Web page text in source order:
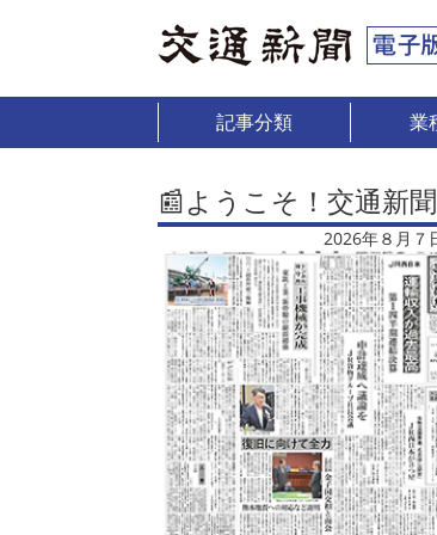
記事分類 業
📰ようこそ！交通新聞
2026年８月７